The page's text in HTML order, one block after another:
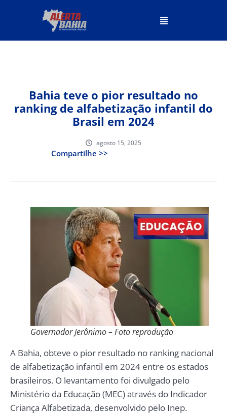
Bahia teve o pior resultado no
ranking de alfabetização infantil do
Brasil em 2024
agosto 15, 2025
Compartilhe >>
Governador Jerônimo – Foto reprodução
A Bahia, obteve o pior resultado no ranking nacional
de alfabetização infantil em 2024 entre os estados
brasileiros. O levantamento foi divulgado pelo
Ministério da Educação (MEC) através do Indicador
Criança Alfabetizada, desenvolvido pelo Inep.